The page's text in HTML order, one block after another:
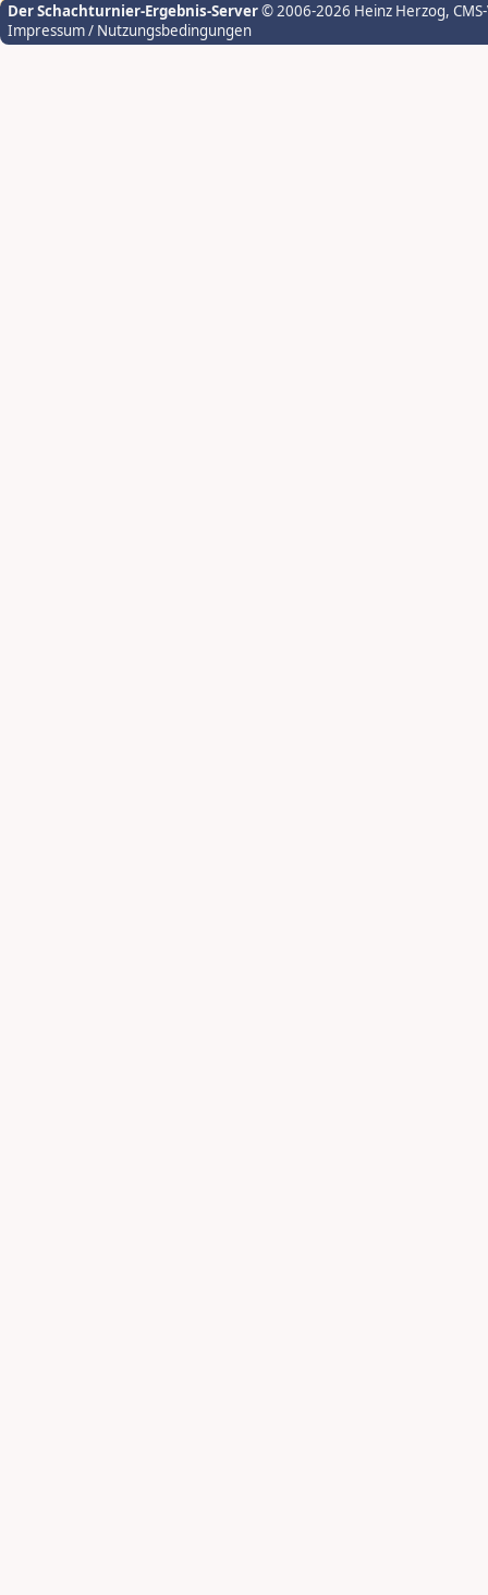
Der Schachturnier-Ergebnis-Server© 2006-2026 Heinz Herzog,
Impressum / Nutzungsbedingungen